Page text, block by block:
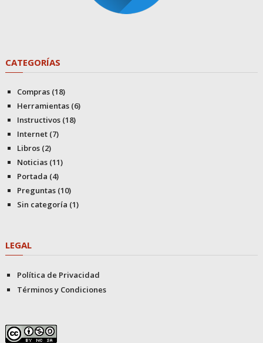
CATEGORÍAS
Compras(18)
Herramientas(6)
Instructivos(18)
Internet(7)
Libros(2)
Noticias(11)
Portada (4)
Preguntas(10)
Sin categoría (1)
LEGAL
Política de Privacidad
Términos y Condiciones